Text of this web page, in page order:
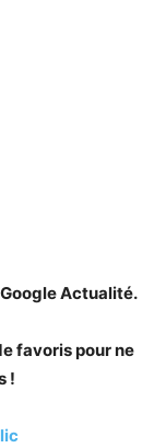
Actualité.
favoris pour ne
!